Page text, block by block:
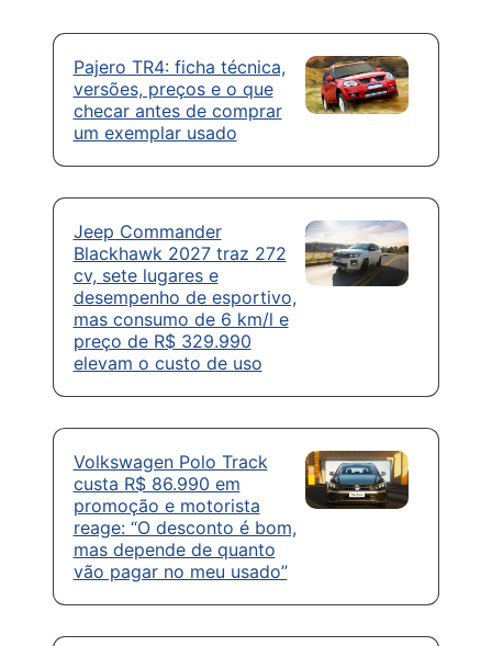
Pajero TR4: ficha técnica,
versões, preços e o que
checar antes de comprar
um exemplar usado
Jeep Commander
Blackhawk 2027 traz 272
cv, sete lugares e
desempenho de esportivo,
mas consumo de 6 km/l e
preço de R$ 329.990
elevam o custo de uso
Volkswagen Polo Track
custa R$ 86.990 em
promoção e motorista
reage: “O desconto é bom,
mas depende de quanto
vão pagar no meu usado”